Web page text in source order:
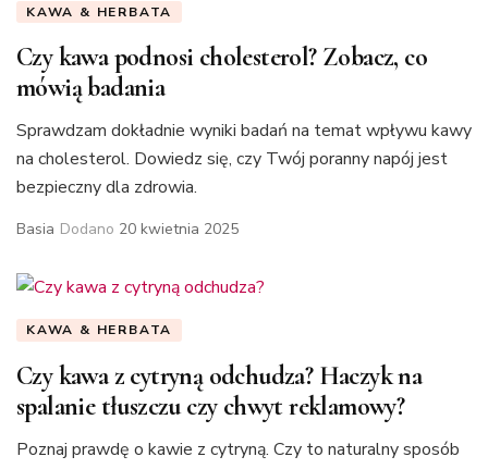
KAWA & HERBATA
Czy kawa podnosi cholesterol? Zobacz, co
mówią badania
Sprawdzam dokładnie wyniki badań na temat wpływu kawy
na cholesterol. Dowiedz się, czy Twój poranny napój jest
bezpieczny dla zdrowia.
Basia Dodano 20 kwietnia 2025
KAWA & HERBATA
Czy kawa z cytryną odchudza? Haczyk na
spalanie tłuszczu czy chwyt reklamowy?
Poznaj prawdę o kawie z cytryną. Czy to naturalny sposób